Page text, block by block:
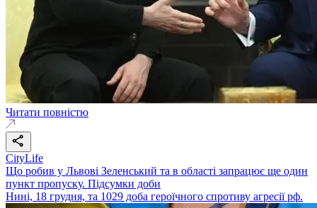
Читати повністю
CityLife
Що робив у Львові Зеленський та в області запрацює ще один
пункт пропуску. Підсумки доби
Нині, 18 грудня, та 1029 доба героїчного спротиву агресії рф.